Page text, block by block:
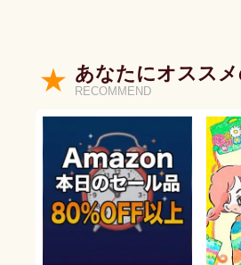
あなたにオススメ
RECOMMEND